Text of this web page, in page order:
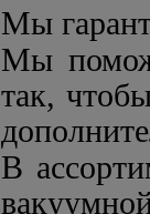
Мы
Мы
так,
В